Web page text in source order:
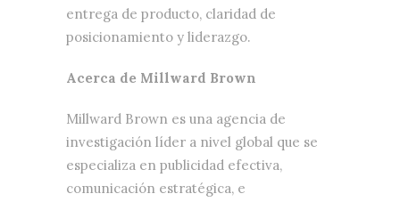
entrega de producto, claridad de
posicionamiento y liderazgo.
Acerca de Millward Brown
Millward Brown es una agencia de
investigación líder a nivel global que se
especializa en publicidad efectiva,
comunicación estratégica, e